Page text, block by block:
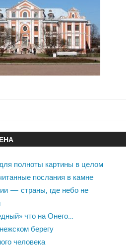
полноты картины в целом
послания в камне
— страны, где небо не
что на Онего…
берегу
человека